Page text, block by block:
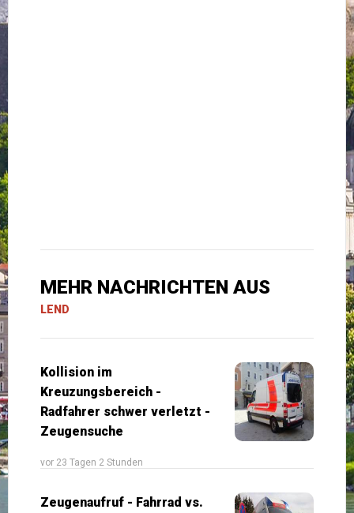
MEHR NACHRICHTEN AUS
LEND
Kollision im
Kreuzungsbereich -
Radfahrer schwer verletzt -
Zeugensuche
vor 23 Tagen 2 Stunden
Zeugenaufruf - Fahrrad vs.